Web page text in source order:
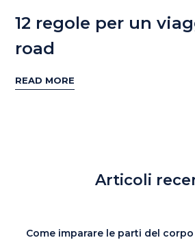
12 regole per un
road
READ MORE
Articoli
Come imparare le parti del